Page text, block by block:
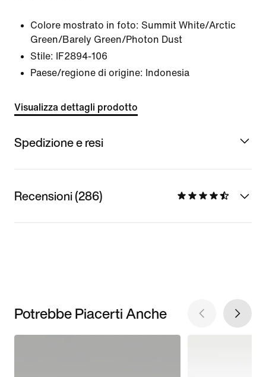
Colore mostrato in foto: Summit White/Arctic
Green/Barely Green/Photon Dust
Stile:
IF2894-106
Paese/regione di origine: Indonesia
Visualizza dettagli prodotto
Spedizione e resi
Recensioni (286)
Potrebbe Piacerti Anche